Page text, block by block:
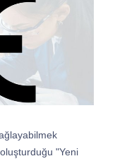
"Yeni